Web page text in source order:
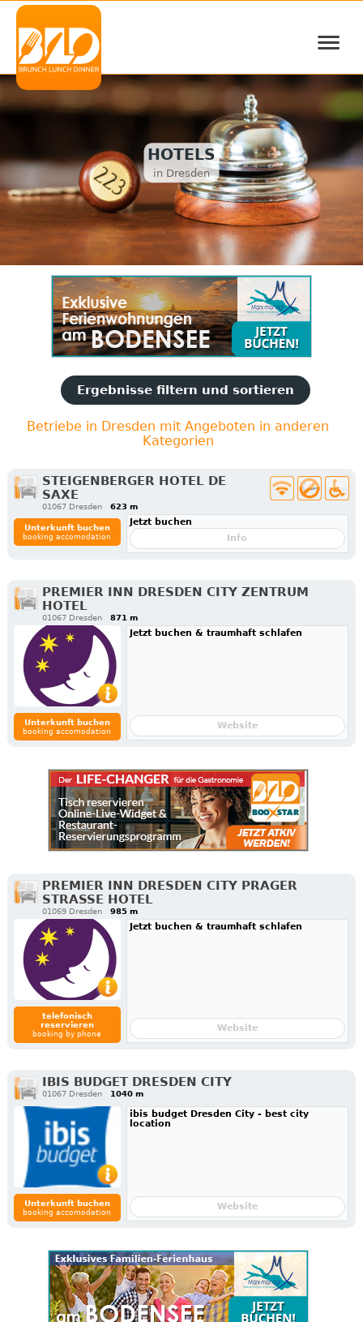
≡
HOTELS
in Dresden
Ergebnisse filtern und sortieren
Betriebe in Dresden mit Angeboten in anderen
Kategorien
STEIGENBERGER HOTEL DE
SAXE
01067 Dresden 623 m
Unterkunft buchen
booking accomodation
Jetzt buchen
Info
PREMIER INN DRESDEN CITY ZENTRUM
HOTEL
01067 Dresden 871 m
Unterkunft buchen
booking accomodation
Jetzt buchen & traumhaft schlafen
Website
PREMIER INN DRESDEN CITY PRAGER
STRASSE HOTEL
01069 Dresden 985 m
telefonisch
reservieren
booking by phone
Jetzt buchen & traumhaft schlafen
Website
IBIS BUDGET DRESDEN CITY
01067 Dresden 1040 m
Unterkunft buchen
booking accomodation
ibis budget Dresden City - best city
location
Website